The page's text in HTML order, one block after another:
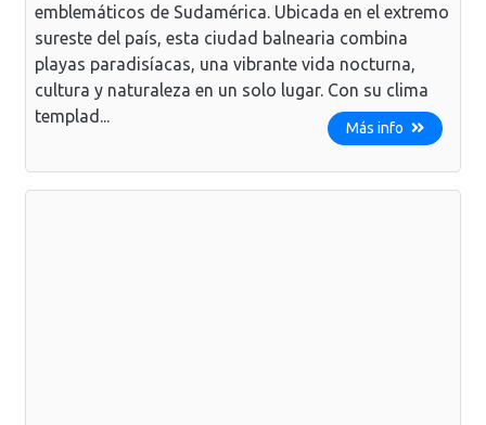
emblemáticos de Sudamérica. Ubicada en el extremo
sureste del país, esta ciudad balnearia combina
playas paradisíacas, una vibrante vida nocturna,
cultura y naturaleza en un solo lugar. Con su clima
templad...
Más info